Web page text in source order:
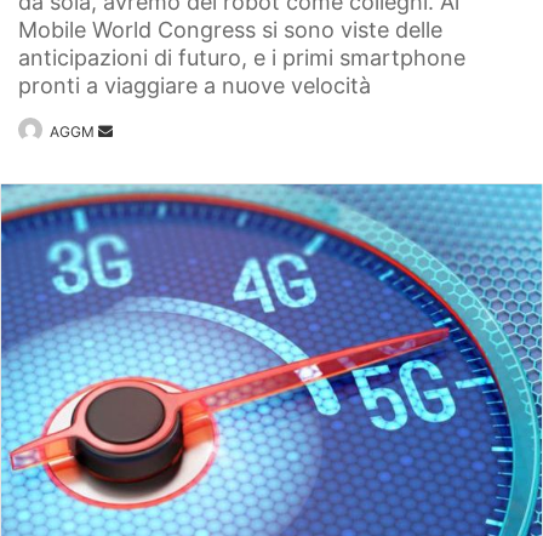
Mobile World Congress si sono viste delle
anticipazioni di futuro, e i primi smartphone
pronti a viaggiare a nuove velocità
AGGM
Invia